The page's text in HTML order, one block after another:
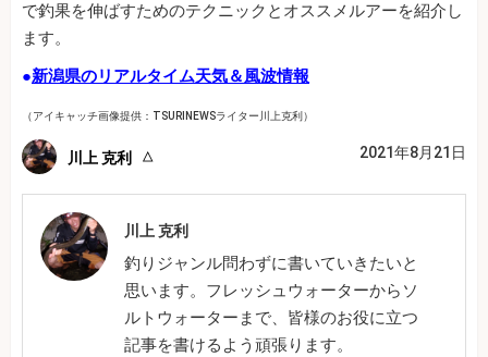
で釣果を伸ばすためのテクニックとオススメルアーを紹介し
ます。
●新潟県のリアルタイム天気＆風波情報
（アイキャッチ画像提供：TSURINEWSライター川上克利）
川上 克利 2021年8月21日
川上 克利
釣りジャンル問わずに書いていきたいと
思います。フレッシュウォーターからソ
ルトウォーターまで、皆様のお役に立つ
記事を書けるよう頑張ります。